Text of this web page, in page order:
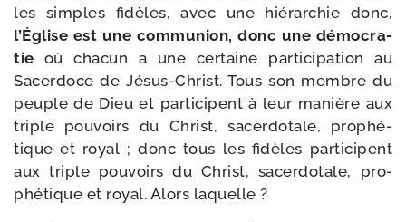
les simples fidèles, avec une hié­rar­chie donc,
l’Église est une com­mu­nion, donc une démo­cra­
tie où cha­cun a une cer­taine par­ti­ci­pa­tion au
Sacerdoce de Jésus-​Christ. Tous son membre du
peuple de Dieu et par­ti­cipent à leur manière aux
triple pou­voirs du Christ, sacer­do­tale, pro­phé­
tique et royal ; donc tous les fidèles par­ti­cipent
aux triple pou­voirs du Christ, sacer­do­tale, pro­
phé­tique et royal. Alors laquelle ?